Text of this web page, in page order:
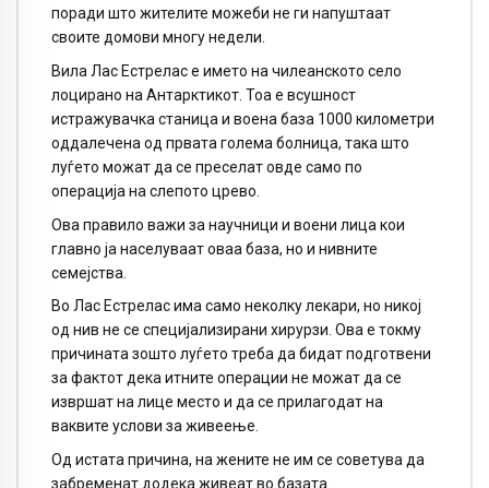
поради што жителите можеби не ги напуштаат
своите домови многу недели.
Вила Лас Естрелас е името на чилеанското село
лоцирано на Антарктикот. Тоа е всушност
истражувачка станица и воена база 1000 километри
оддалечена од првата голема болница, така што
луѓето можат да се преселат овде само по
операција на слепото црево.
Ова правило важи за научници и воени лица кои
главно ја населуваат оваа база, но и нивните
семејства.
Во Лас Естрелас има само неколку лекари, но никој
од нив не се специјализирани хирурзи. Ова е токму
причината зошто луѓето треба да бидат подготвени
за фактот дека итните операции не можат да се
извршат на лице место и да се прилагодат на
ваквите услови за живеење.
Од истата причина, на жените не им се советува да
забременат додека живеат во базата.